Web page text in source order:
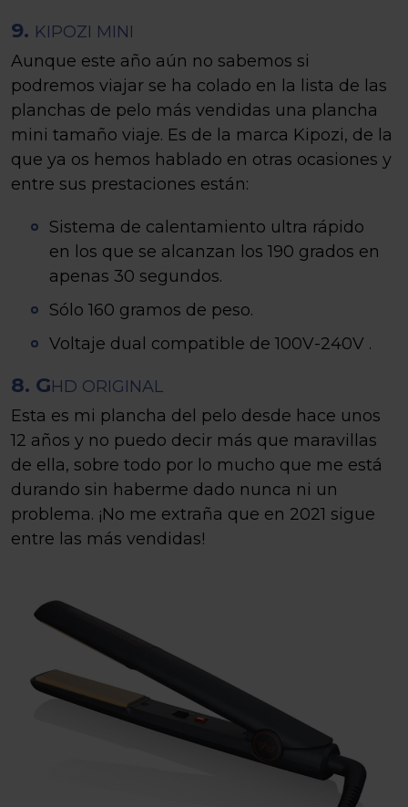
9. KIPOZI MINI
Aunque este año aún no sabemos si
podremos viajar se ha colado en la lista de las
planchas de pelo más vendidas una plancha
mini tamaño viaje. Es de la marca Kipozi, de la
que ya os hemos hablado en otras ocasiones y
entre sus prestaciones están:
Sistema de calentamiento ultra rápido
en los que se alcanzan los 190 grados en
apenas 30 segundos.
Sólo 160 gramos de peso.
Voltaje dual compatible de 100V-240V .
8. GHD ORIGINAL
Esta es mi plancha del pelo desde hace unos
12 años y no puedo decir más que maravillas
de ella, sobre todo por lo mucho que me está
durando sin haberme dado nunca ni un
problema. ¡No me extraña que en 2021 sigue
entre las más vendidas!